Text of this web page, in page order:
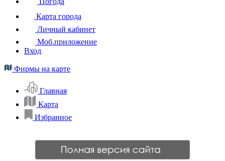
Карта города
Личный кабинет
Моб.приложение
Вход
Фирмы на карте
Главная
Карта
Избранное